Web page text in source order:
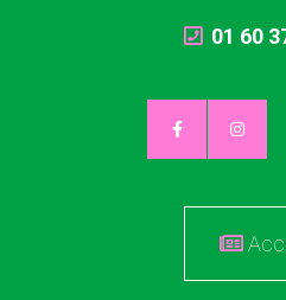
01 60